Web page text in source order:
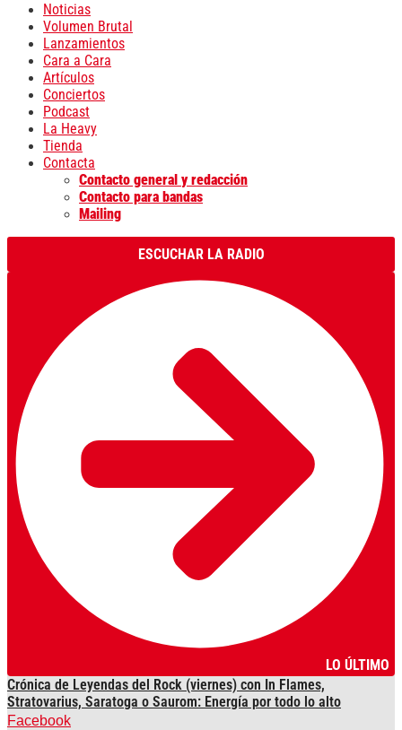
Noticias
Volumen Brutal
Lanzamientos
Cara a Cara
Artículos
Conciertos
Podcast
La Heavy
Tienda
Contacta
Contacto general y redacción
Contacto para bandas
Mailing
ESCUCHAR LA RADIO
LO ÚLTIMO
Crónica de Leyendas del Rock (viernes) con In Flames,
Stratovarius, Saratoga o Saurom: Energía por todo lo alto
Facebook